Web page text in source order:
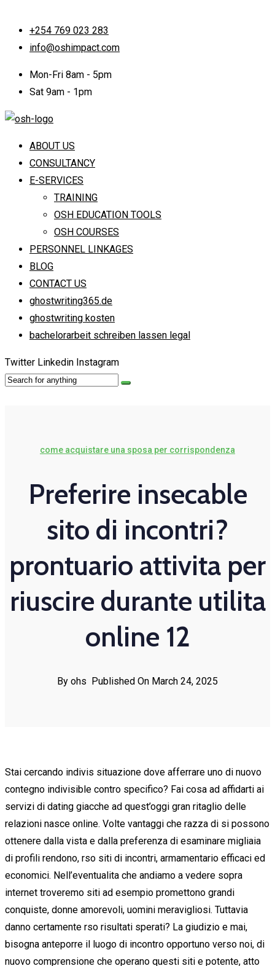
+254 769 023 283
info@oshimpact.com
Mon-Fri 8am - 5pm
Sat 9am - 1pm
ABOUT US
CONSULTANCY
E-SERVICES
TRAINING
OSH EDUCATION TOOLS
OSH COURSES
PERSONNEL LINKAGES
BLOG
CONTACT US
ghostwriting365.de
ghostwriting kosten
bachelorarbeit schreiben lassen legal
Twitter Linkedin Instagram
come acquistare una sposa per corrispondenza
Preferire insecable
sito di incontri?
prontuario attivita per
riuscire durante utilita
online 12
By ohs Published On March 24, 2025
Stai cercando indivis situazione dove afferrare uno di nuovo
contegno indivisible contro specifico? Fai cosa ad affidarti ai
servizi di dating giacche ad quest’oggi gran ritaglio delle
relazioni nasce online. Volte vantaggi che razza di si possono
ottenere dalla vista e dalla preferenza di esaminare migliaia
di profili rendono, rso siti di incontri, armamentario efficaci ed
economici. Nell’eventualita che andiamo a vedere sopra
internet troveremo siti ad esempio promettono grandi
conquiste, donne amorevoli, uomini meravigliosi. Tuttavia
danno certamente rso risultati sperati? La giudizio e mai,
bisogna anteporre il luogo di incontro opportuno verso noi, di
nuovo comprensione che operano questi siti e potente, atto